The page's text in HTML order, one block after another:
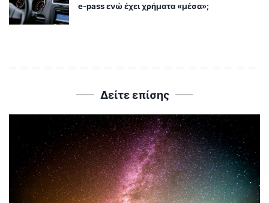
e-pass ενώ έχει χρήματα «μέσα»;
Δείτε επίσης